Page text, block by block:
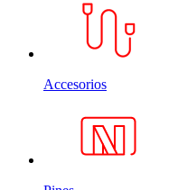
Accesorios